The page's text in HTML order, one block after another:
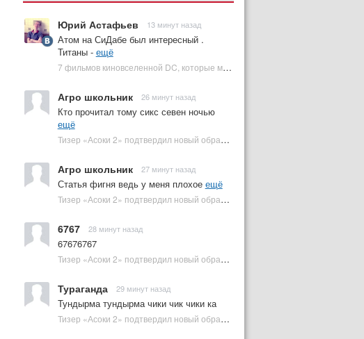
Юрий Астафьев 13 минут назад
Атом на СиДабе был интересный .
Титаны - ещё
7 фильмов киновселенной DC, которые может снять Зак Снайдер | Plugged In Ru
Агро школьник 26 минут назад
Кто прочитал тому сикс севен ночью
ещё
Тизер «Асоки 2» подтвердил новый образ Энакина Скайуокера | Plugged In Ru
Агро школьник 27 минут назад
Статья фигня ведь у меня плохое ещё
Тизер «Асоки 2» подтвердил новый образ Энакина Скайуокера | Plugged In Ru
6767 28 минут назад
67676767
Тизер «Асоки 2» подтвердил новый образ Энакина Скайуокера | Plugged In Ru
Тураганда 29 минут назад
Тундырма тундырма чики чик чики ка
Тизер «Асоки 2» подтвердил новый образ Энакина Скайуокера | Plugged In Ru